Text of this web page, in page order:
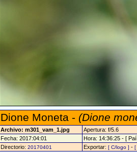
Dione Moneta - (Dione
Archivo: m301_vam_1.jpg
Apertura: f/5.6
Fecha: 2017:04:01
Hora: 14:36:25 - [
Directorio: 20170401 Exportar: [ C/logo ] - [